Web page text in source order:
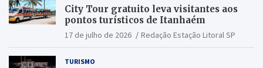
City Tour gratuito leva visitantes aos
pontos turísticos de Itanhaém
17 de julho de 2026 Redação Estação Litoral SP
TURISMO